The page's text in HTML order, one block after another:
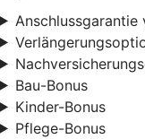
Anschlussgarantie
Bau-Bonus
Kinder-Bonus
Pflege-Bonus